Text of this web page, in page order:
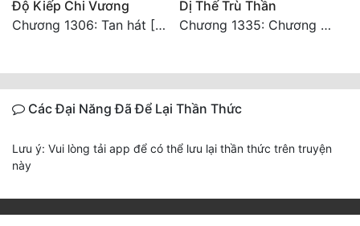
Độ Kiếp Chi Vương
Chương 1306: Tan hát [Đại Kết Cục]
Dị Thế Trù Thần
Chương 1335: Chương cuối
Các Đại Năng Đã Để Lại Thần Thức
Lưu ý: Vui lòng tải app để có thể lưu lại thần thức trên truyện
này